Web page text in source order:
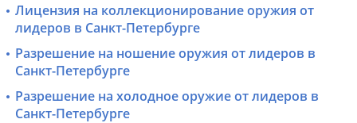
Лицензия на коллекционирование оружия от
лидеров в Санкт-Петербурге
Разрешение на ношение оружия от лидеров в
Санкт-Петербурге
Разрешение на холодное оружие от лидеров в
Санкт-Петербурге